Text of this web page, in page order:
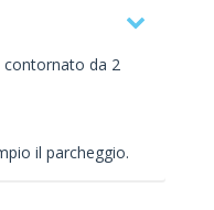
contornato da 2
il parcheggio.